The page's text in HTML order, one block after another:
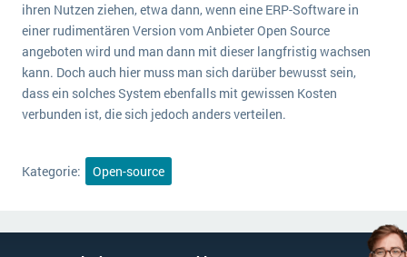
ihren Nutzen ziehen, etwa dann, wenn eine ERP-Software in
einer rudimentären Version vom Anbieter Open Source
angeboten wird und man dann mit dieser langfristig wachsen
kann. Doch auch hier muss man sich darüber bewusst sein,
dass ein solches System ebenfalls mit gewissen Kosten
verbunden ist, die sich jedoch anders verteilen.
Kategorie: Open-source